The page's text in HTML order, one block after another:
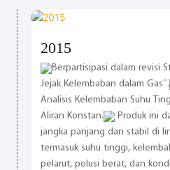
2015
Berpartisipasi dalam revisi
Jejak Kelembaban dalam Gas".
Analisis Kelembaban Suhu
Aliran Konstan.
Produk ini
jangka panjang dan stabil di
termasuk suhu tinggi,
pelarut, polusi berat, dan